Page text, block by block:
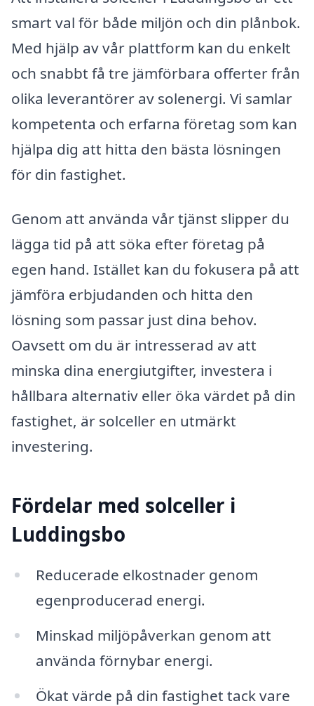
smart val för både miljön och din plånbok.
Med hjälp av vår plattform kan du enkelt
och snabbt få tre jämförbara offerter från
olika leverantörer av solenergi. Vi samlar
kompetenta och erfarna företag som kan
hjälpa dig att hitta den bästa lösningen
för din fastighet.
Genom att använda vår tjänst slipper du
lägga tid på att söka efter företag på
egen hand. Istället kan du fokusera på att
jämföra erbjudanden och hitta den
lösning som passar just dina behov.
Oavsett om du är intresserad av att
minska dina energiutgifter, investera i
hållbara alternativ eller öka värdet på din
fastighet, är solceller en utmärkt
investering.
Fördelar med solceller i
Luddingsbo
Reducerade elkostnader genom
egenproducerad energi.
Minskad miljöpåverkan genom att
använda förnybar energi.
Ökat värde på din fastighet tack vare